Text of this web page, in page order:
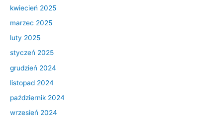
kwiecień 2025
marzec 2025
luty 2025
styczeń 2025
grudzień 2024
listopad 2024
październik 2024
wrzesień 2024